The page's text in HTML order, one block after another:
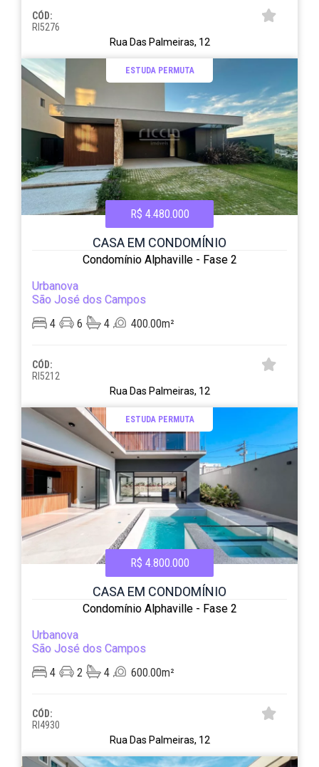
CÓD:
RI5276
Rua Das Palmeiras, 12
ESTUDA PERMUTA
R$ 4.480.000
CASA EM CONDOMÍNIO
Condomínio Alphaville - Fase 2
Urbanova
São José dos Campos
4
6 4 400.00m²
CÓD:
RI5212
Rua Das Palmeiras, 12
ESTUDA PERMUTA
R$ 4.800.000
CASA EM CONDOMÍNIO
Condomínio Alphaville - Fase 2
Urbanova
São José dos Campos
4
2 4 600.00m²
CÓD:
RI4930
Rua Das Palmeiras, 12